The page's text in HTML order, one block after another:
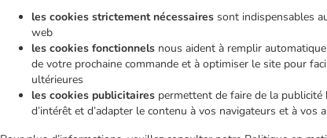
les cookies strictement nécessaires sont indispensables
web
les cookies fonctionnels nous aident à remplir
de votre prochaine commande et à optimiser le site pour
ultérieures
les cookies publicitaires permettent de faire de la publicité
d’intérêt et d’adapter le contenu à vos navigateurs et à vos